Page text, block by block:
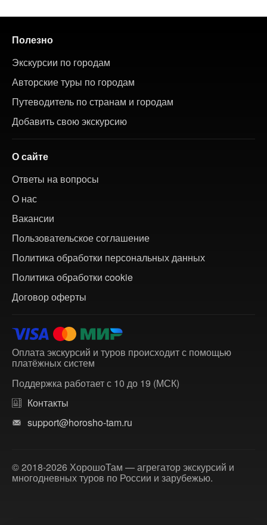
Полезно
Экскурсии по городам
Авторские туры по городам
Путеводитель по странам и городам
Добавить свою экскурсию
О сайте
Ответы на вопросы
О нас
Вакансии
Пользовательское соглашение
Политика обработки персональных данных
Политика обработки cookie
Договор оферты
Оплата экскурсий и туров происходит с помощью
платёжных систем
Поддержка работает с 10 до 19 (МСК)
Контакты
support@horosho-tam.ru
© 2018-2026 ХорошоТам — агрегатор экскурсий и
многодневных туров по России и зарубежью.